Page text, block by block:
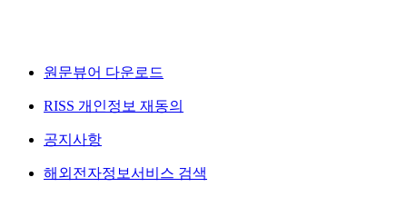
원문뷰어 다운로드
RISS 개인정보 재동의
공지사항
해외전자정보서비스 검색